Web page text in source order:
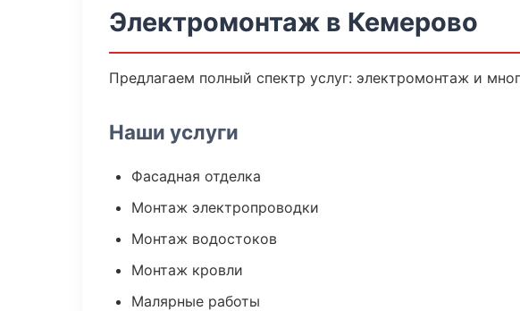
Электромонтаж в Кемерово
Предлагаем полный спектр услуг: электромонтаж и
Наши услуги
Фасадная отделка
Монтаж электропроводки
Монтаж водостоков
Монтаж кровли
Малярные работы